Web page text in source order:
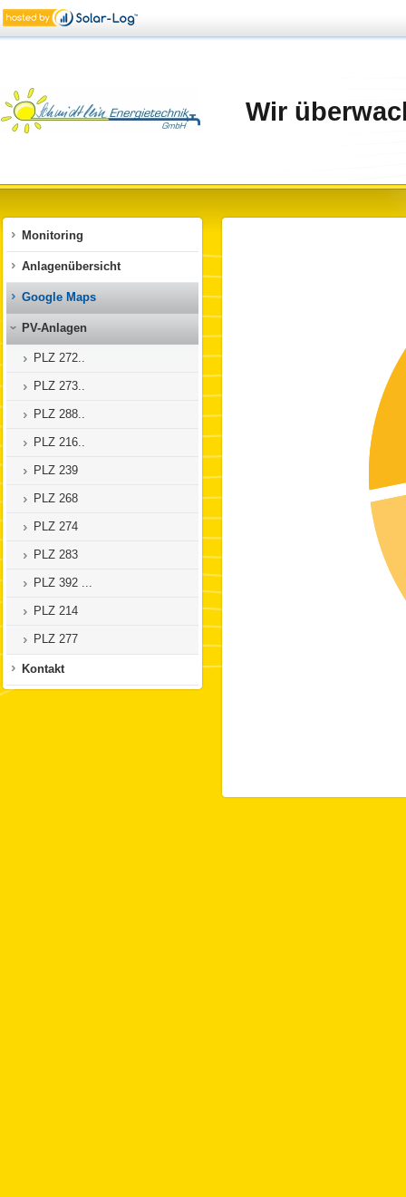
Wir
Monitoring
Anlagenübersicht
Google Maps
PV-Anlagen
PLZ 272..
PLZ 273..
PLZ 288..
PLZ 216..
PLZ 239
PLZ 268
PLZ 274
PLZ 283
PLZ 392 ...
PLZ 214
PLZ 277
Kontakt